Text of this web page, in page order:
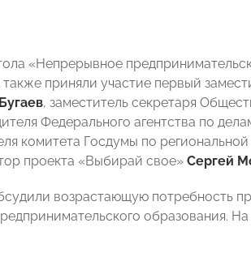
«Непрерывное
также приняли участие первый
, заместитель секретаря
Федерального агентства по
комитета Госдумы по
проекта «Выбирай свое» Сергей
возрастающую потребность
образования.